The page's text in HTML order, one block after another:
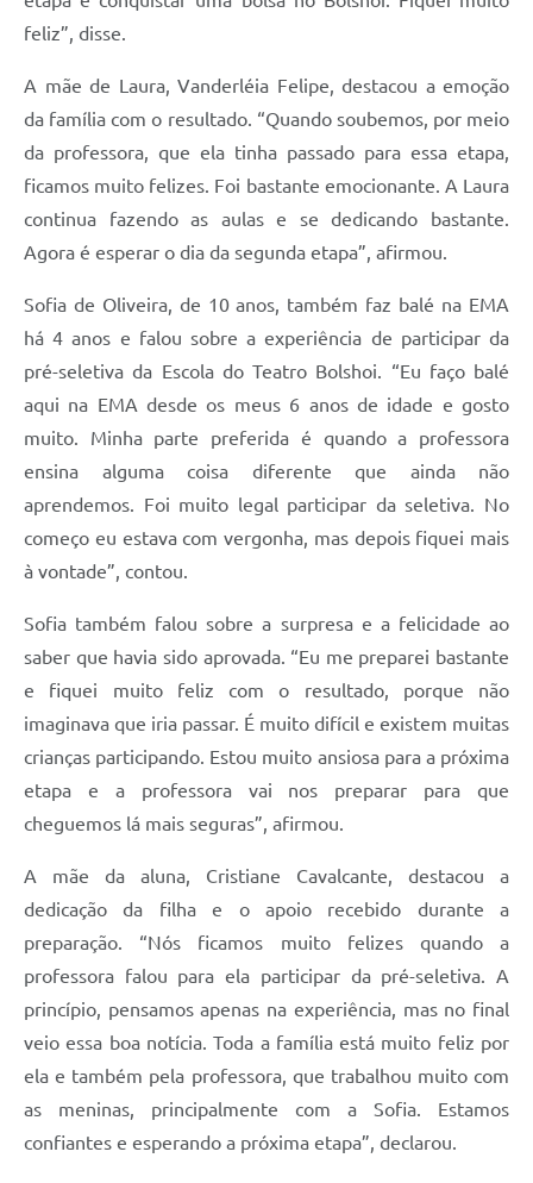
feliz”, disse.
A mãe de Laura, Vanderléia Felipe, destacou a emoção
da família com o resultado. “Quando soubemos, por meio
da professora, que ela tinha passado para essa etapa,
ficamos muito felizes. Foi bastante emocionante. A Laura
continua fazendo as aulas e se dedicando bastante.
Agora é esperar o dia da segunda etapa”, afirmou.
Sofia de Oliveira, de 10 anos, também faz balé na EMA
há 4 anos e falou sobre a experiência de participar da
pré-seletiva da Escola do Teatro Bolshoi. “Eu faço balé
aqui na EMA desde os meus 6 anos de idade e gosto
muito. Minha parte preferida é quando a professora
ensina alguma coisa diferente que ainda não
aprendemos. Foi muito legal participar da seletiva. No
começo eu estava com vergonha, mas depois fiquei mais
à vontade”, contou.
Sofia também falou sobre a surpresa e a felicidade ao
saber que havia sido aprovada. “Eu me preparei bastante
e fiquei muito feliz com o resultado, porque não
imaginava que iria passar. É muito difícil e existem muitas
crianças participando. Estou muito ansiosa para a próxima
etapa e a professora vai nos preparar para que
cheguemos lá mais seguras”, afirmou.
A mãe da aluna, Cristiane Cavalcante, destacou a
dedicação da filha e o apoio recebido durante a
preparação. “Nós ficamos muito felizes quando a
professora falou para ela participar da pré-seletiva. A
princípio, pensamos apenas na experiência, mas no final
veio essa boa notícia. Toda a família está muito feliz por
ela e também pela professora, que trabalhou muito com
as meninas, principalmente com a Sofia. Estamos
confiantes e esperando a próxima etapa”, declarou.